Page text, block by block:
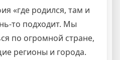
«где родился, там и
то подходит. Мы
по огромной стране,
регионы и города.